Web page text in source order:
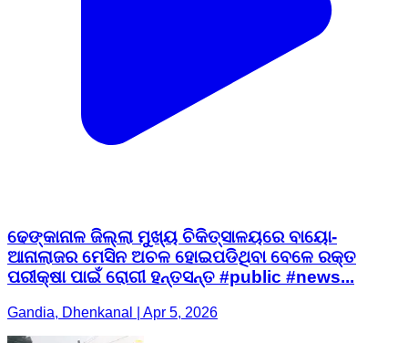
ଢେଙ୍କାନାଳ ଜିଲ୍ଲା ମୁଖ୍ୟ ଚିକିତ୍ସାଳୟରେ ବାୟୋ-
ଆନାଲାଜର ମେସିନ ଅଚଳ ହୋଇପଡିଥିବା ବେଳେ ରକ୍ତ
ପରୀକ୍ଷା ପାଇଁ ରୋଗୀ ହନ୍ତସନ୍ତ #public #news...
Gandia, Dhenkanal | Apr 5, 2026